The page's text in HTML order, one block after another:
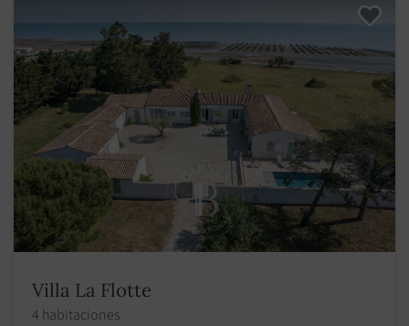
Villa La Flotte
4 habitaciones